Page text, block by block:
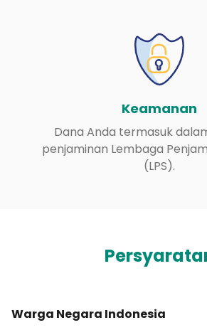
Keamanan
Dana Anda termasuk
penjaminan Lembaga
(LPS).
Warga Negara Indonesia